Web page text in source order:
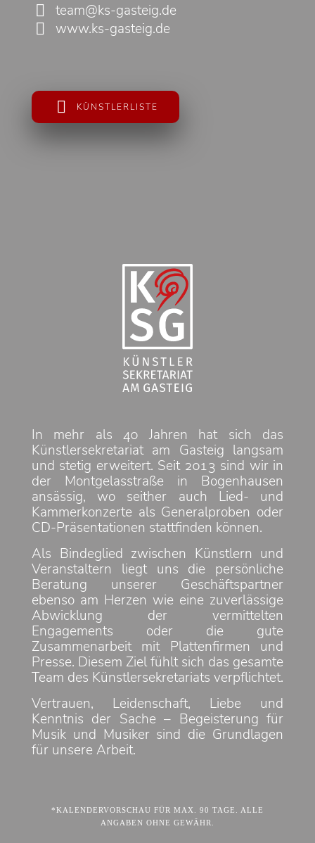
team@ks-gasteig.de
www.ks-gasteig.de
KÜNSTLERLISTE
In mehr als 40 Jahren hat sich das
Künstlersekretariat am Gasteig langsam
und stetig erweitert. Seit 2013 sind wir in
der Montgelasstraße in Bogenhausen
ansässig, wo seither auch Lied- und
Kammerkonzerte als Generalproben oder
CD-Präsentationen stattfinden können.
Als Bindeglied zwischen Künstlern und
Veranstaltern liegt uns die persönliche
Beratung unserer Geschäftspartner
ebenso am Herzen wie eine zuverlässige
Abwicklung der vermittelten
Engagements oder die gute
Zusammenarbeit mit Plattenfirmen und
Presse. Diesem Ziel fühlt sich das gesamte
Team des Künstlersekretariats verpflichtet.
Vertrauen, Leidenschaft, Liebe und
Kenntnis der Sache – Begeisterung für
Musik und Musiker sind die Grundlagen
für unsere Arbeit.
*KALENDERVORSCHAU FÜR MAX. 90 TAGE. ALLE
ANGABEN OHNE GEWÄHR.